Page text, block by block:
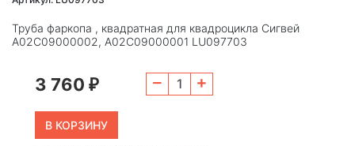
Труба фаркопа , квадратная для квадроцикла Сигвей
A02C09000002, A02C09000001 LU097703
3 760 ₽